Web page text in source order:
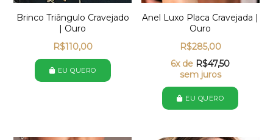
Brinco Triângulo Cravejado
| Ouro
R$110,00
EU QUERO
Anel Luxo Placa Cravejada |
Ouro
R$285,00
6x de R$47,50
sem juros
EU QUERO